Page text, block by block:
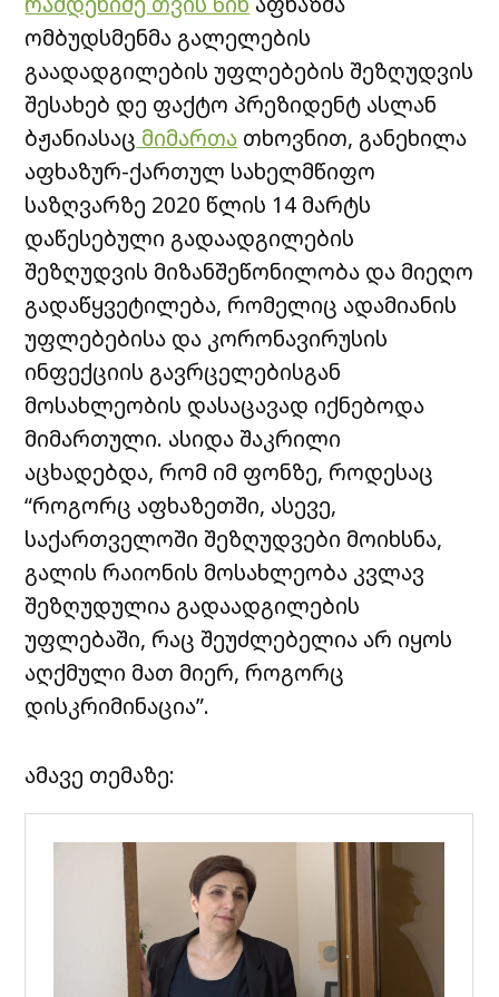
ომბუდსმენმა გალელების
გაადადგილების უფლებების შეზღუდვის
შესახებ დე ფაქტო პრეზიდენტ ასლან
ბჟანიასაც მიმართა თხოვნით, განეხილა
აფხაზურ-ქართულ სახელმწიფო
საზღვარზე 2020 წლის 14 მარტს
დაწესებული გადაადგილების
შეზღუდვის მიზანშეწონილობა და მიეღო
გადაწყვეტილება, რომელიც ადამიანის
უფლებებისა და კორონავირუსის
ინფექციის გავრცელებისგან
მოსახლეობის დასაცავად იქნებოდა
მიმართული. ასიდა შაკრილი
აცხადებდა, რომ იმ ფონზე, როდესაც
“როგორც აფხაზეთში, ასევე,
საქართველოში შეზღუდვები მოიხსნა,
გალის რაიონის მოსახლეობა კვლავ
შეზღუდულია გადაადგილების
უფლებაში, რაც შეუძლებელია არ იყოს
აღქმული მათ მიერ, როგორც
დისკრიმინაცია”.
ამავე თემაზე: